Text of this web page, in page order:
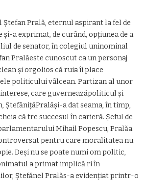
Ștefan Prală, eternul aspirant la fel de
a exprimat, de curând, opțiunea de a
de senator, în colegiul uninominal
Pralăeste cunoscut ca un personaj
și orgolios că ruia îi place
politicului vâlcean. Partizan al unor
care guverneazăpoliticul și
ȘtefănițăPralăși-a dat seama, în timp,
că tre succesul în carieră. Șeful de
Mihail Popescu, Pralăa
pentru care moralitatea nu
Deși nu se poate numi om politic,
a primat implică ri în
Ștefănel Pralăs-a evidențiat printr-o